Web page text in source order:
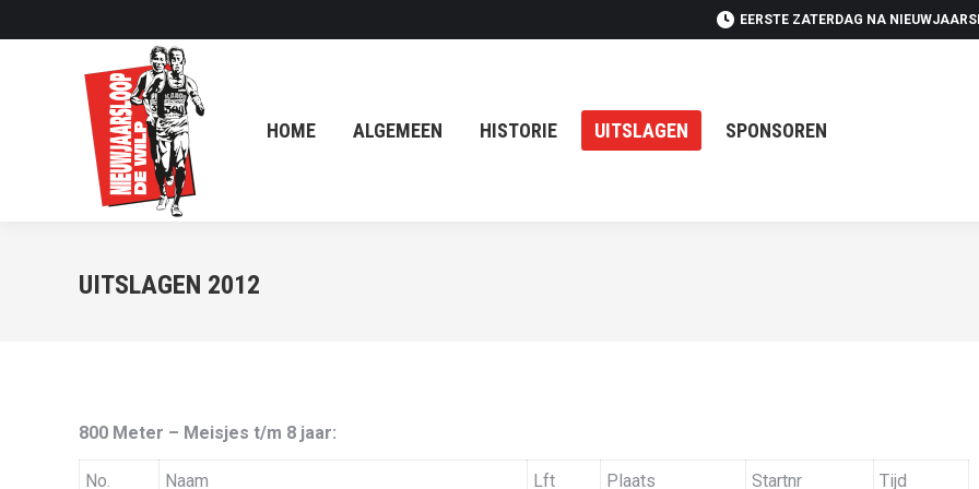
EERSTE ZATERDAG NA
HOME ALGEMEEN HISTORIE UITSLAGEN SPONSOREN
UITSLAGEN 2012
800 Meter – Meisjes t/m 8 jaar:
No. Naam Lft Plaats Startnr Tijd
HOME ALGEMEEN HISTORIE UITSLAGEN SPONSOREN